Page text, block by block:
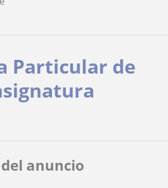
Particular de
anuncio